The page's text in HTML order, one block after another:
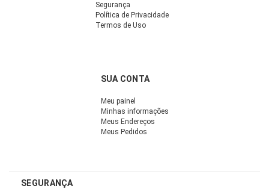
Segurança
Política de Privacidade
Termos de Uso
SUA CONTA
Meu painel
Minhas informações
Meus Endereços
Meus Pedidos
SEGURANÇA